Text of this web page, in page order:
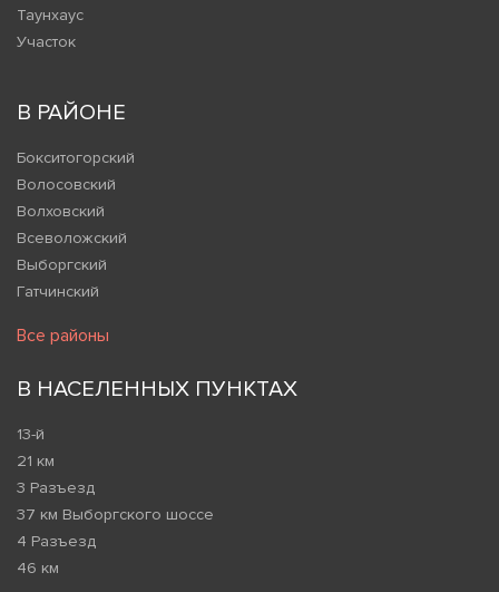
Таунхаус
Участок
В РАЙОНЕ
Бокситогорский
Волосовский
Волховский
Всеволожский
Выборгский
Гатчинский
Все районы
В НАСЕЛЕННЫХ ПУНКТАХ
13-й
21 км
3 Разъезд
37 км Выборгского шоссе
4 Разъезд
46 км